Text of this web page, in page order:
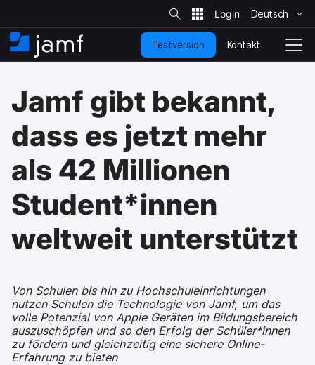
b
e
r
p
r
n
g
n
n
d
z
u
n
H
a
u
p
t
S
i
t
e
-
S
u
e
Deutsch
S
t
t
e
e
N
a
c
h
n
Testversion Kontakt
Jamf gibt bekannt,
dass es jetzt mehr
als 42 Millionen
Student*innen
weltweit unterstützt
Von Schulen bis hin zu Hochschuleinrichtungen
nutzen Schulen die Technologie von Jamf, um das
volle Potenzial von Apple Geräten im Bildungsbereich
auszuschöpfen und so den Erfolg der Schüler*innen
zu fördern und gleichzeitig eine sichere Online-
Erfahrung zu bieten